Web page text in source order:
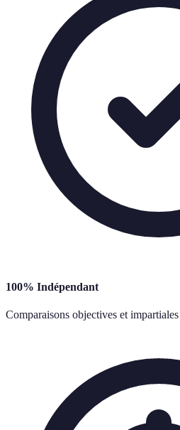
100% Indépendant
Comparaisons objectives et impartiales